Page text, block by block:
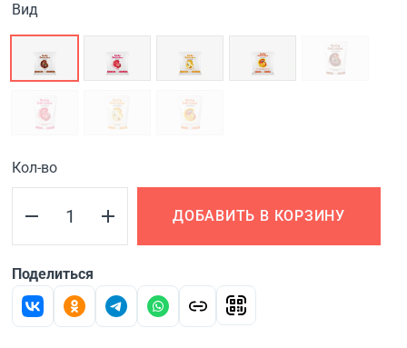
Вид
Кол-во
ДОБАВИТЬ В КОРЗИНУ
Поделиться